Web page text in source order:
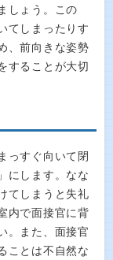
しょう。この
てしまったりす
、前向きな姿勢
することが大切
っすぐ向いて閉
にします。なな
てしまうと失礼
内で面接官に背
。また、面接官
ことは不自然な